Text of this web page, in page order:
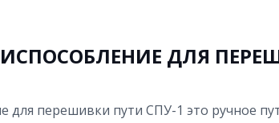
ДЛЯ
для перешивки пути СПУ-1 это ручное